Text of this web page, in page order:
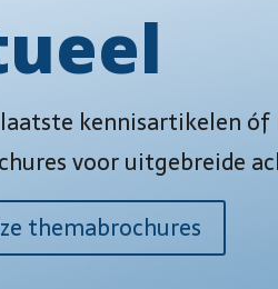
laatste kennisartikelen
voor uitgebreide
themabrochures